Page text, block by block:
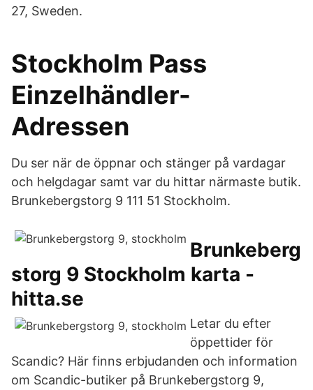
27, Sweden.
Stockholm Pass
Einzelhändler-
Adressen
Du ser när de öppnar och stänger på vardagar
och helgdagar samt var du hittar närmaste butik.
Brunkebergstorg 9 111 51 Stockholm.
Brunkeberg
storg 9 Stockholm karta -
hitta.se
Letar du efter
öppettider för
Scandic? Här finns erbjudanden och information
om Scandic-butiker på Brunkebergstorg 9,